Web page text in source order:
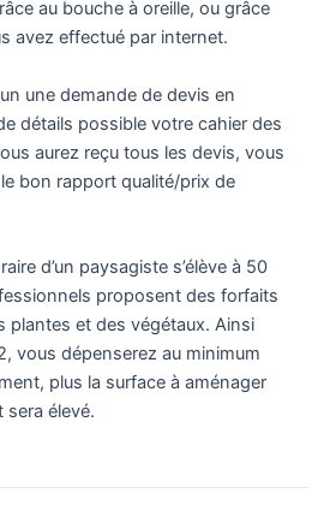
au bouche à oreille, ou grâce
avez effectué par internet.
une demande de devis en
détails possible votre cahier des
aurez reçu tous les devis, vous
le bon rapport qualité/prix de
d’un paysagiste s’élève à 50
proposent des forfaits
plantes et des végétaux. Ainsi
vous dépenserez au minimum
plus la surface à aménager
élevé.